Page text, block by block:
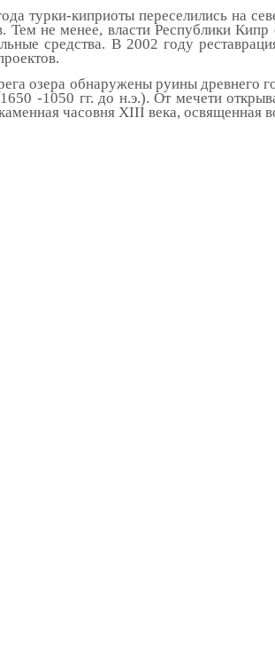
турки-киприоты переселились на
Тем не менее, власти Республики
средства. В 2002 году
озера обнаружены руины древнего
-1050 гг. до н.э.). От мечети
часовня XIII века, освященная